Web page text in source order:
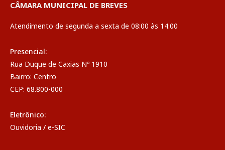
CÂMARA MUNICIPAL DE BREVES
Atendimento de segunda a sexta de 08:00 às 14:00
Presencial:
Rua Duque de Caxias Nº 1910
Bairro: Centro
CEP: 68.800-000
Eletrônico:
Ouvidoria / e-SIC